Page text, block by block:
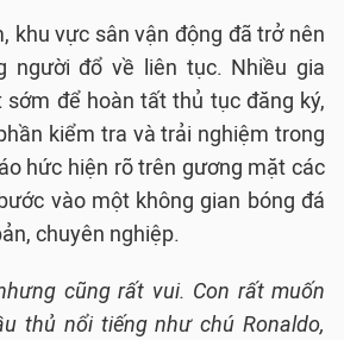
khu vực sân vận động đã trở nên
người đổ về liên tục. Nhiều gia
để hoàn tất thủ tục đăng ký,
kiểm tra và trải nghiệm trong
hức hiện rõ trên gương mặt các
vào một không gian bóng đá
chuyên nghiệp.
cũng rất vui. Con rất muốn
thủ nổi tiếng như chú Ronaldo,